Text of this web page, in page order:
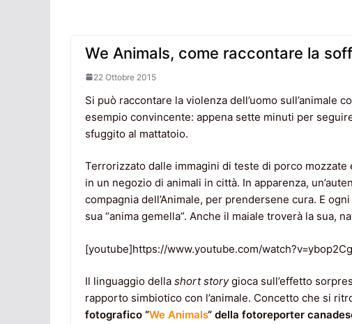
We Animals, come raccontare la
22 Ottobre 2015
Si può raccontare la violenza dell’uomo sull’animale
esempio convincente: appena sette minuti per
sfuggito al mattatoio.
Terrorizzato dalle immagini di teste di porco
in un negozio di animali in città. In apparenza,
compagnia dell’Animale, per prendersene cura. E
sua “anima gemella”. Anche il maiale troverà la sua,
[youtube]https://www.youtube.com/
Il linguaggio della short storygioca sull’effetto
rapporto simbiotico con l’animale. Concetto che si
fotografico “We Animals“ della fotoreporter